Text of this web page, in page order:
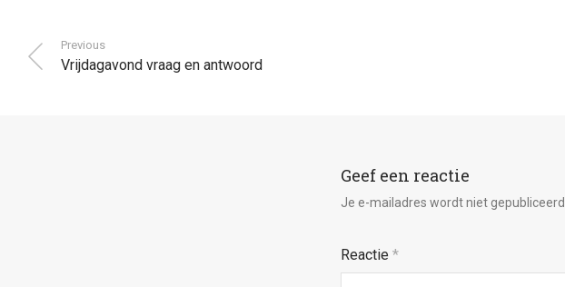
Previous
Vrijdagavond vraag en antwoord
Geef een reactie
Je e-mailadres wordt niet gepubliceerd.
Reactie *